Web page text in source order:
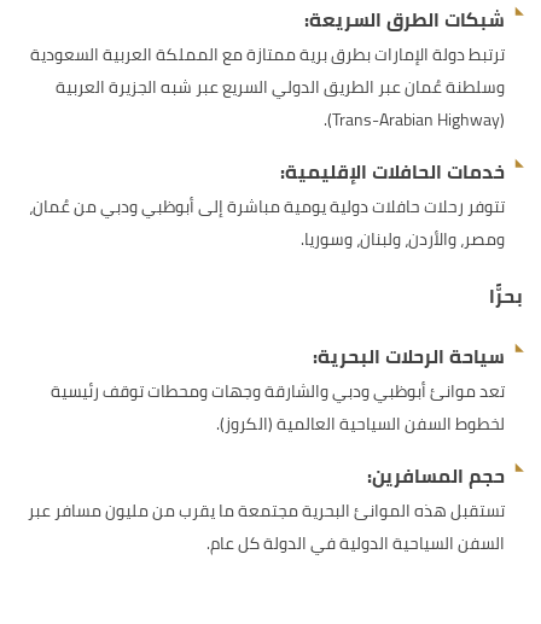
شبكات الطرق السريعة:
ترتبط دولة الإمارات بطرق برية ممتازة مع المملكة العربية السعودية
وسلطنة عُمان عبر الطريق الدولي السريع عبر شبه الجزيرة العربية
(Trans-Arabian Highway).
خدمات الحافلات الإقليمية:
تتوفر رحلات حافلات دولية يومية مباشرة إلى أبوظبي ودبي من عُمان،
ومصر، والأردن، ولبنان، وسوريا.
بحرًّا
سياحة الرحلات البحرية:
تعد موانئ أبوظبي ودبي والشارقة وجهات ومحطات توقف رئيسية
لخطوط السفن السياحية العالمية (الكروز).
حجم المسافرين:
تستقبل هذه الموانئ البحرية مجتمعة ما يقرب من مليون مسافر عبر
السفن السياحية الدولية في الدولة كل عام.